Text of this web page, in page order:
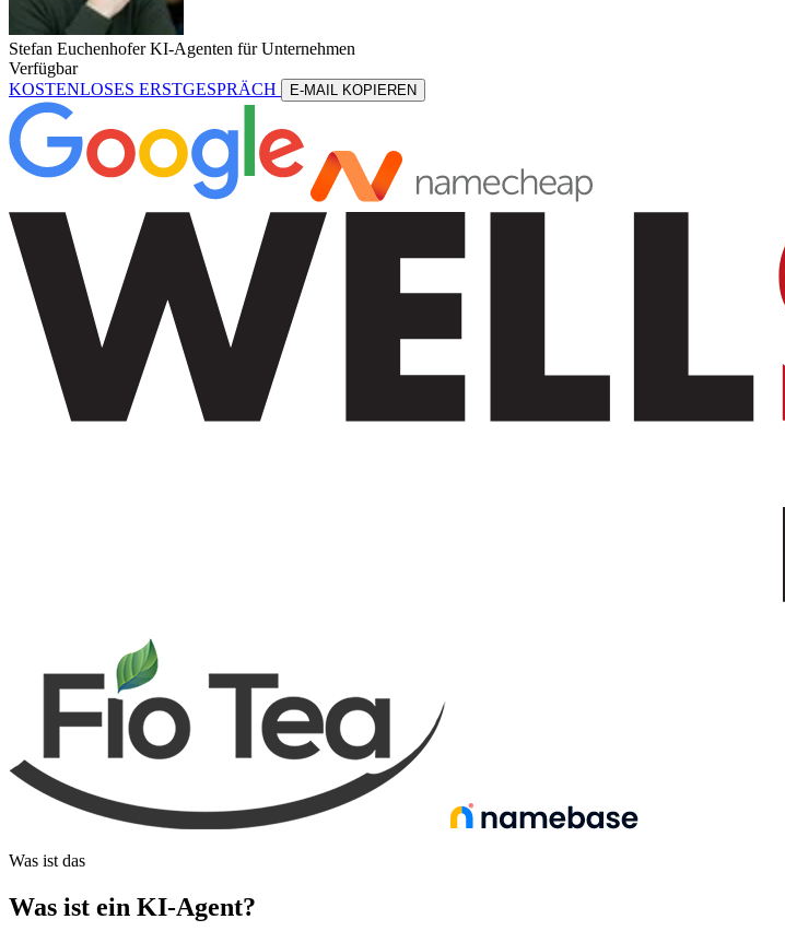
Stefan Euchenhofer KI-Agenten für Unternehmen
Verfügbar
KOSTENLOSES ERSTGESPRÄCH
E-MAIL KOPIEREN
Was ist das
Was ist ein KI-Agent?